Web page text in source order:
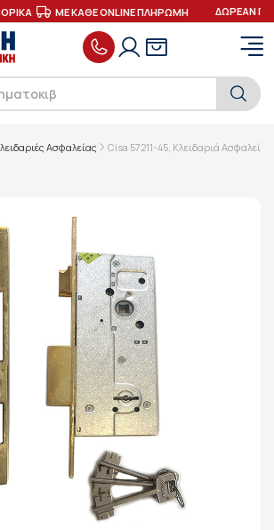
ΜΕ ΚΑΘΕ ONLINE ΠΛΗΡΩΜΗ ΔΩΡΕΑΝ
Ασφαλείας Cisa 57211-45, Κλειδαριά